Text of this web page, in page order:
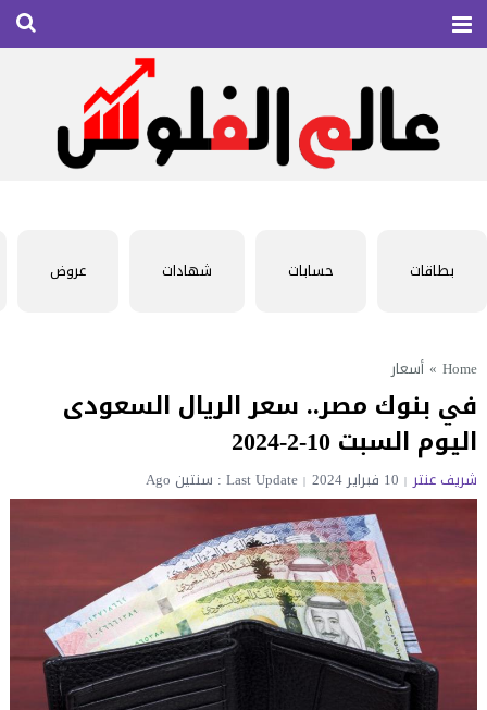
بطاقات حسابات شهادات عروض
Home
» أسعار
في بنوك مصر.. سعر الريال السعودى
اليوم السبت 10-2-2024
شريف عنتر 10 فبراير 2024 Last Update : سنتين Ago